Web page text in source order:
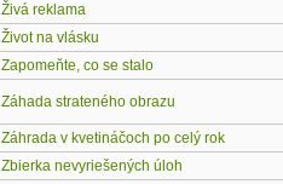
Živá reklama
Život na vlásku
Zapomeňte, co se stalo
Záhada strateného obrazu
Záhrada v kvetináčoch po celý rok
Zbierka nevyriešených úloh